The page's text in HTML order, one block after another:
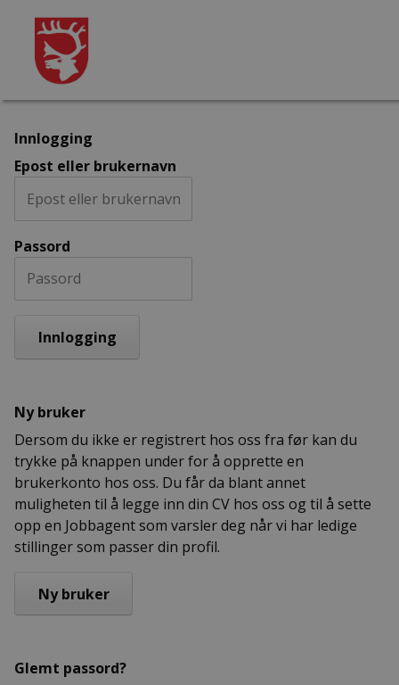
Innlogging
Epost eller brukernavn
Passord
Ny bruker
Dersom du ikke er registrert hos oss fra før kan du
trykke på knappen under for å opprette en
brukerkonto hos oss. Du får da blant annet
muligheten til å legge inn din CV hos oss og til å sette
opp en Jobbagent som varsler deg når vi har ledige
stillinger som passer din profil.
Glemt passord?